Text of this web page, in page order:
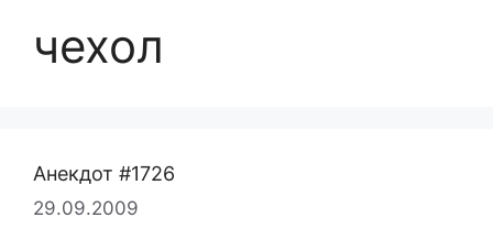
чехол
Анекдот #1726
29.09.2009